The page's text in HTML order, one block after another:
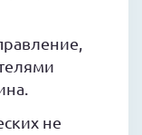
не